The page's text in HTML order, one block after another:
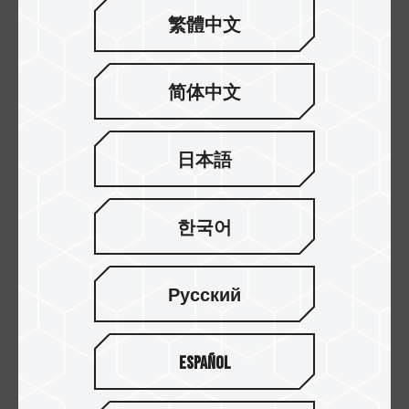
比 SATA III 速度快 3 倍
MP33 M.2 PCIe 固態硬碟最高讀取/寫入速度可達
1,800/1,500MB/s，傳輸速度超越 SATA 6Gb/s 介
。讓電腦工作者或是遊戲玩家在開啟
重型負載的影音編輯、繪圖軟體程式及電競遊戲
時，都能減少作業系統與遊戲/軟體程式運行的延
遲，提供最流暢細膩的遊戲體驗及毫不停滯的極致
繁體中文
简体中文
日本語
한국어
Русский
Español